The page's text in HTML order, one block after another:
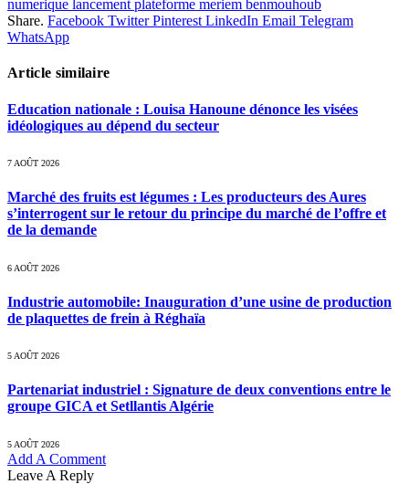
numerique lancement plateforme meriem benmouhoub
Share. Facebook Twitter Pinterest LinkedIn Email Telegram
WhatsApp
Article similaire
Education nationale : Louisa Hanoune dénonce les visées
idéologiques au dépend du secteur
7 AOÛT 2026
Marché des fruits est légumes : Les producteurs des Aures
s’interrogent sur le retour du principe du marché de l’offre et
de la demande
6 AOÛT 2026
Industrie automobile: Inauguration d’une usine de production
de plaquettes de frein à Réghaïa
5 AOÛT 2026
Partenariat industriel : Signature de deux conventions entre le
groupe GICA et Setllantis Algérie
5 AOÛT 2026
Add A Comment
Leave A Reply